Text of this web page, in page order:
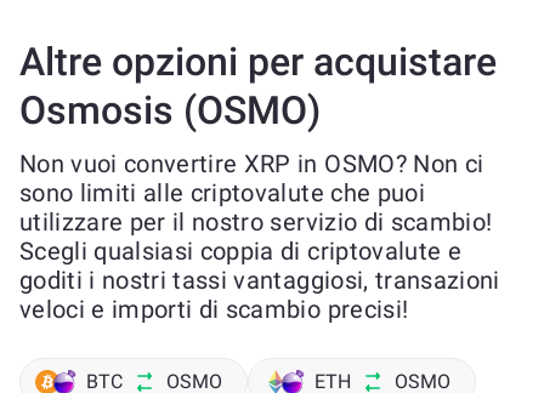
Altre opzioni per acquistare
Osmosis (OSMO)
Non vuoi convertire XRP in OSMO? Non ci
sono limiti alle criptovalute che puoi
utilizzare per il nostro servizio di scambio!
Scegli qualsiasi coppia di criptovalute e
goditi i nostri tassi vantaggiosi, transazioni
veloci e importi di scambio precisi!
BTC OSMO ETH OSMO